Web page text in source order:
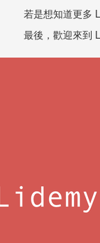
若是想知道更多
最後，歡迎來到